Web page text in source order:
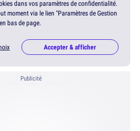
dans vos paramètres de confidentialité.
moment via le lien "Paramètres de Gestion
bas de page.
Accepter & afficher
Publicité